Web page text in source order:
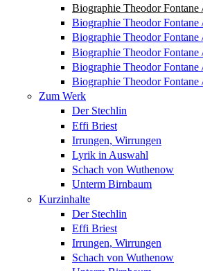
Biographie Theodor Fontane
Biographie Theodor Fontane
Biographie Theodor Fontane
Biographie Theodor Fontane
Biographie Theodor Fontane
Biographie Theodor Fontane
Zum Werk
Der Stechlin
Effi Briest
Irrungen, Wirrungen
Lyrik in Auswahl
Schach von Wuthenow
Unterm Birnbaum
Kurzinhalte
Der Stechlin
Effi Briest
Irrungen, Wirrungen
Schach von Wuthenow